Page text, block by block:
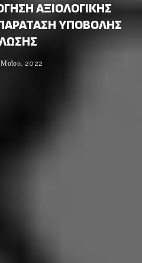
ΑΞΙΟΛΟΓΙΚΗΣ
ΥΠΟΒΟΛΗΣ
Μαΐου, 2022